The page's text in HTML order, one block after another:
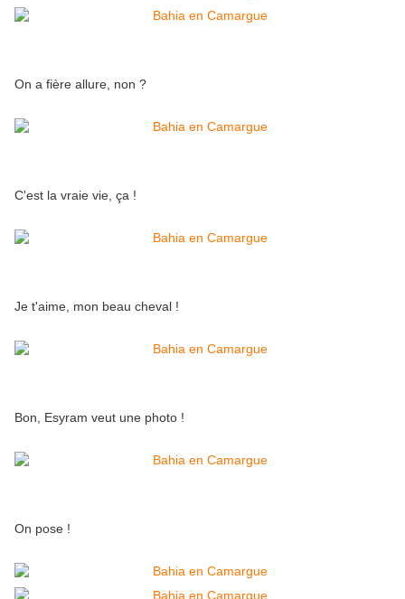
On a fière allure, non ?
C'est la vraie vie, ça !
Je t'aime, mon beau cheval !
Bon, Esyram veut une photo !
On pose !